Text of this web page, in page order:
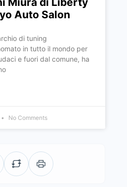
Auto Salon
di tuning
in tutto il mondo per
e fuori dal comune, ha
No Comments